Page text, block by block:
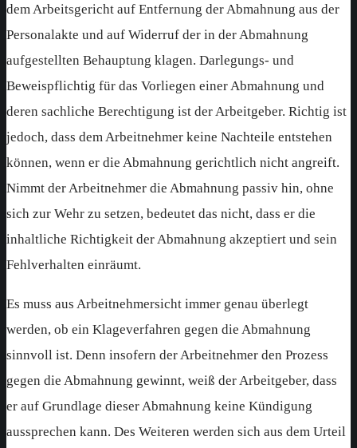
dem Arbeitsgericht auf Entfernung der Abmahnung aus der
Personalakte und auf Widerruf der in der Abmahnung
aufgestellten Behauptung klagen. Darlegungs- und
Beweispflichtig für das Vorliegen einer Abmahnung und
deren sachliche Berechtigung ist der Arbeitgeber. Richtig ist
jedoch, dass dem Arbeitnehmer keine Nachteile entstehen
können, wenn er die Abmahnung gerichtlich nicht angreift.
Nimmt der Arbeitnehmer die Abmahnung passiv hin, ohne
sich zur Wehr zu setzen, bedeutet das nicht, dass er die
inhaltliche Richtigkeit der Abmahnung akzeptiert und sein
Fehlverhalten einräumt.
Es muss aus Arbeitnehmersicht immer genau überlegt
werden, ob ein Klageverfahren gegen die Abmahnung
sinnvoll ist. Denn insofern der Arbeitnehmer den Prozess
gegen die Abmahnung gewinnt, weiß der Arbeitgeber, dass
er auf Grundlage dieser Abmahnung keine Kündigung
aussprechen kann. Des Weiteren werden sich aus dem Urteil